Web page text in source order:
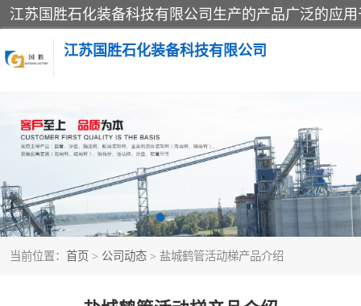
江苏国胜石化装备科技有限公司
当前位置： 首页 > 公司动态 > 盐城鹤管活动梯产品介绍
输油臂